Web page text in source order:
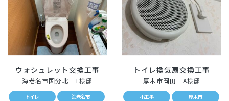
ウォシュレット交換工事
海老名市国分北 T様邸
トイレ 海老名市
トイレ換気扇交換工事
厚木市岡田 A様邸
小工事 厚木市